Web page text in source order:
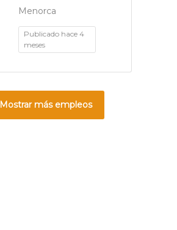
Menorca
Publicado hace 4
meses
Mostrar más empleos